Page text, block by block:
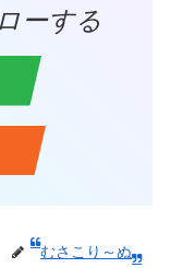
ーする
むさこり～ぬ